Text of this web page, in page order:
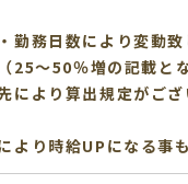
務日数により変動致
～50％増の記載とな
より算出規定がござ
より時給UPになる事